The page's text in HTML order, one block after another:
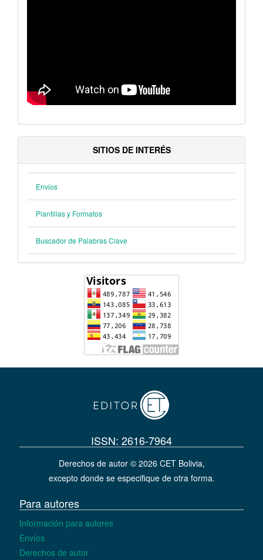
SITIOS DE INTERÉS
Envios
Plantillas y Formatos
Buscador de Palabras Clave
ISSN: 2616-7964
Derechos de autor © 2026 CET Bolivia,
excepto donde se especifique de otra forma.
Para autores
Información para autores
Envíos
Derechos de autor